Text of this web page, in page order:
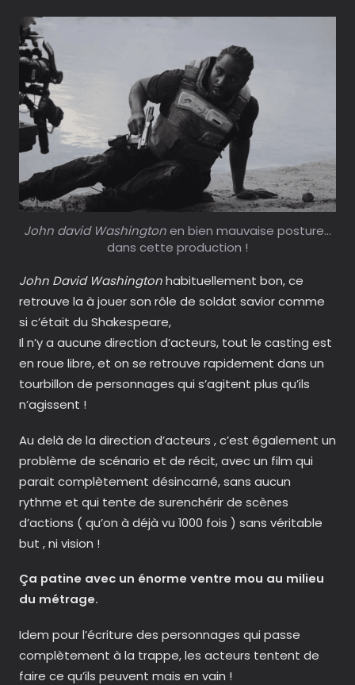
John david Washingtonen bien mauvaise posture…
dans cette production !
John David Washingtonhabituellement bon, ce
retrouve la à jouer son rôle de soldat savior comme
si c’était du Shakespeare,
Il n’y a aucune direction d’acteurs, tout le casting est
en roue libre, et on se retrouve rapidement dans un
tourbillon de personnages qui s’agitent plus qu’ils
n’agissent !
Au delà de la direction d’acteurs , c’est également un
problème de scénario et de récit, avec un film qui
parait complètement désincarné, sans aucun
rythme et qui tente de surenchérir de scènes
d’actions ( qu’on à déjà vu 1000 fois ) sans véritable
but , ni vision !
Ça patine avec un énorme ventre mou au milieu
du métrage.
Idem pour l’écriture des personnages qui passe
complètement à la trappe, les acteurs tentent de
faire ce qu’ils peuvent mais en vain !